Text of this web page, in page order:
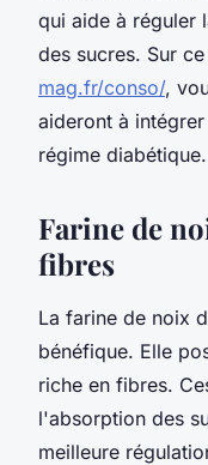
qui aide à réguler
des sucres. Sur
mag.fr/conso/,
aideront à
régime diabétique.
Farine de
fibres
La farine de noix
bénéfique. Elle
riche en fibres.
l'absorption des
meilleure